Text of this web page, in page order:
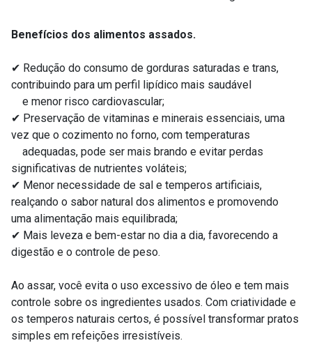
Benefícios dos alimentos assados.
✔ Redução do consumo de gorduras saturadas e trans,
contribuindo para um perfil lipídico mais saudável
e menor risco cardiovascular;
✔ Preservação de vitaminas e minerais essenciais, uma
vez que o cozimento no forno, com temperaturas
adequadas, pode ser mais brando e evitar perdas
significativas de nutrientes voláteis;
✔ Menor necessidade de sal e temperos artificiais,
realçando o sabor natural dos alimentos e promovendo
uma alimentação mais equilibrada;
✔ Mais leveza e bem-estar no dia a dia, favorecendo a
digestão e o controle de peso.
Ao assar, você evita o uso excessivo de óleo e tem mais
controle sobre os ingredientes usados. Com criatividade e
os temperos naturais certos, é possível transformar pratos
simples em refeições irresistíveis.